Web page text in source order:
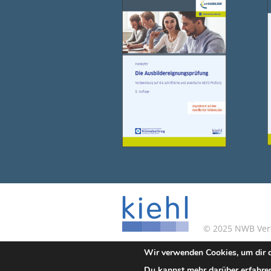
© 2025 NWB
Kontakt | Impressum
Wir verwenden Cookies, um dir